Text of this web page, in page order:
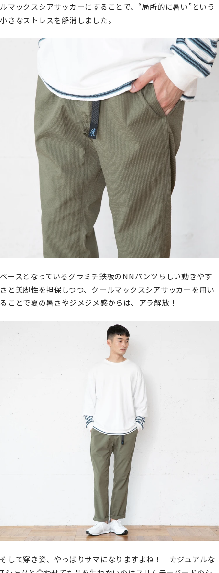
ルマックスシアサッカーにすることで、“局所的に暑い”という
小さなストレスを解消しました。
ベースとなっているグラミチ鉄板のNNパンツらしい動きやす
さと美脚性を担保しつつ、クールマックスシアサッカーを用い
ることで夏の暑さやジメジメ感からは、アラ解放！
そして穿き姿、やっぱりサマになりますよね！ カジュアルな